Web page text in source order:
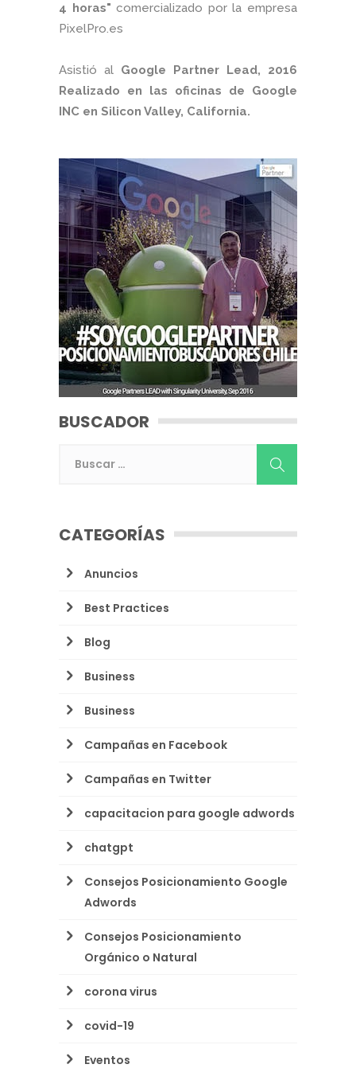
4 horas" comercializado por la empresa
PixelPro.es
Asistió al Google Partner Lead, 2016
Realizado en las oficinas de Google
INC en Silicon Valley, California.
BUSCADOR
CATEGORÍAS
Anuncios
Best Practices
Blog
Business
Business
Campañas en Facebook
Campañas en Twitter
capacitacion para google adwords
chatgpt
Consejos Posicionamiento Google
Adwords
Consejos Posicionamiento
Orgánico o Natural
corona virus
covid-19
Eventos